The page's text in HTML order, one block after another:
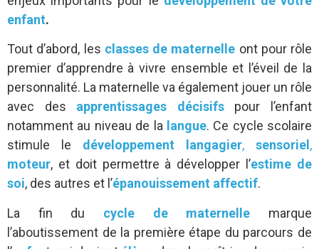
enfant.
Tout d’abord, les classes de maternelle ont pour rôle
premier d’apprendre à vivre ensemble et l’éveil de la
personnalité. La maternelle va également jouer un rôle
avec des apprentissages décisifs
pour l’enfant
notamment au niveau de la langue. Ce cycle scolaire
stimule le développement langagier, sensoriel ,
moteur, et doit permettre à développer l’estime de
soi, des autres et l’épanouissement affectif.
La fin du cycle de maternelle marque
l’aboutissement de la première étape du parcours de